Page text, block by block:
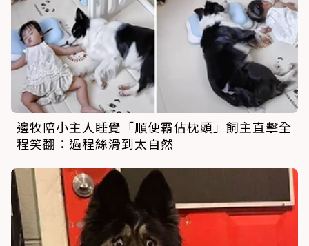
邊牧陪小主人睡覺「順便霸佔枕頭」飼主直擊全
程笑翻：過程絲滑到太自然